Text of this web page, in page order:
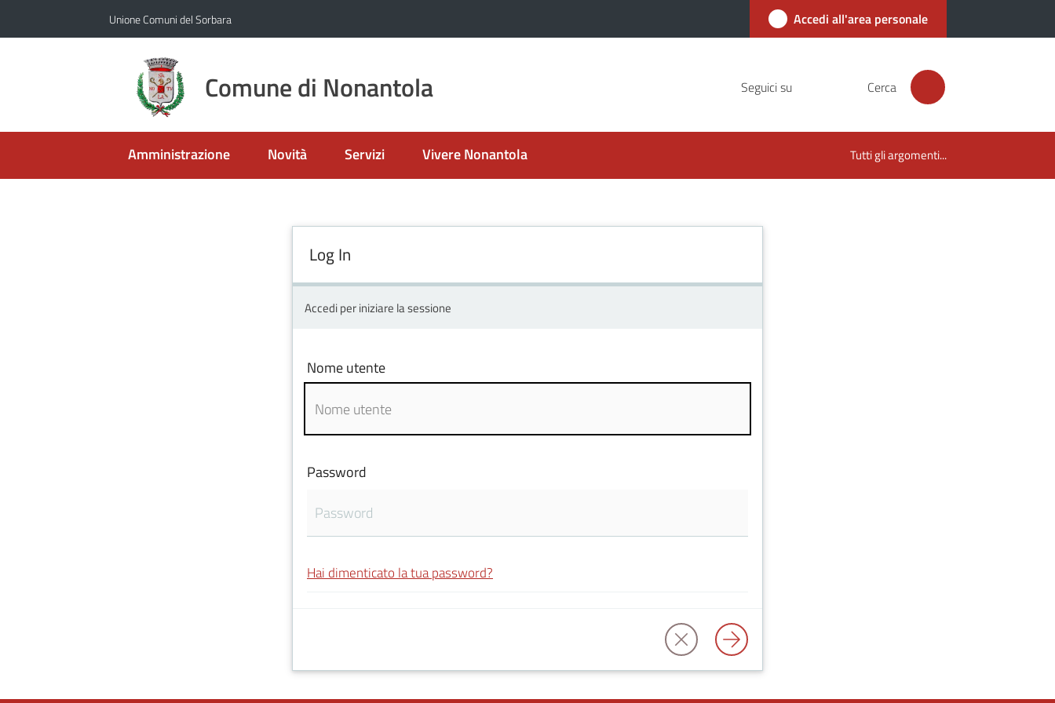
Unione Comuni del Sorbara Accedi all'area personale
Comune di Nonantola Seguici su Cerca
Amministrazione Novità Servizi Vivere Nonantola Tutti gli argomenti...
Log In
Accedi per iniziare la sessione
Nome utente
Password
Hai dimenticato la tua password?